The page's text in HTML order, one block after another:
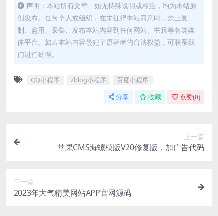
声明：本站所有文章，如无特殊说明或标注，均为本站原
创发布。任何个人或组织，在未征得本站同意时，禁止复
制、盗用、采集、发布本站内容到任何网站、书籍等各类媒
体平台。如若本站内容侵犯了原著者的合法权益，可联系我
们进行处理。
QQ小程序 Zblog小程序 百度小程序
分享 收藏 点赞(0)
上一篇
苹果CMS海螺模版V20修复版，加广告代码
下一篇
2023年大气精美网站APP官网源码